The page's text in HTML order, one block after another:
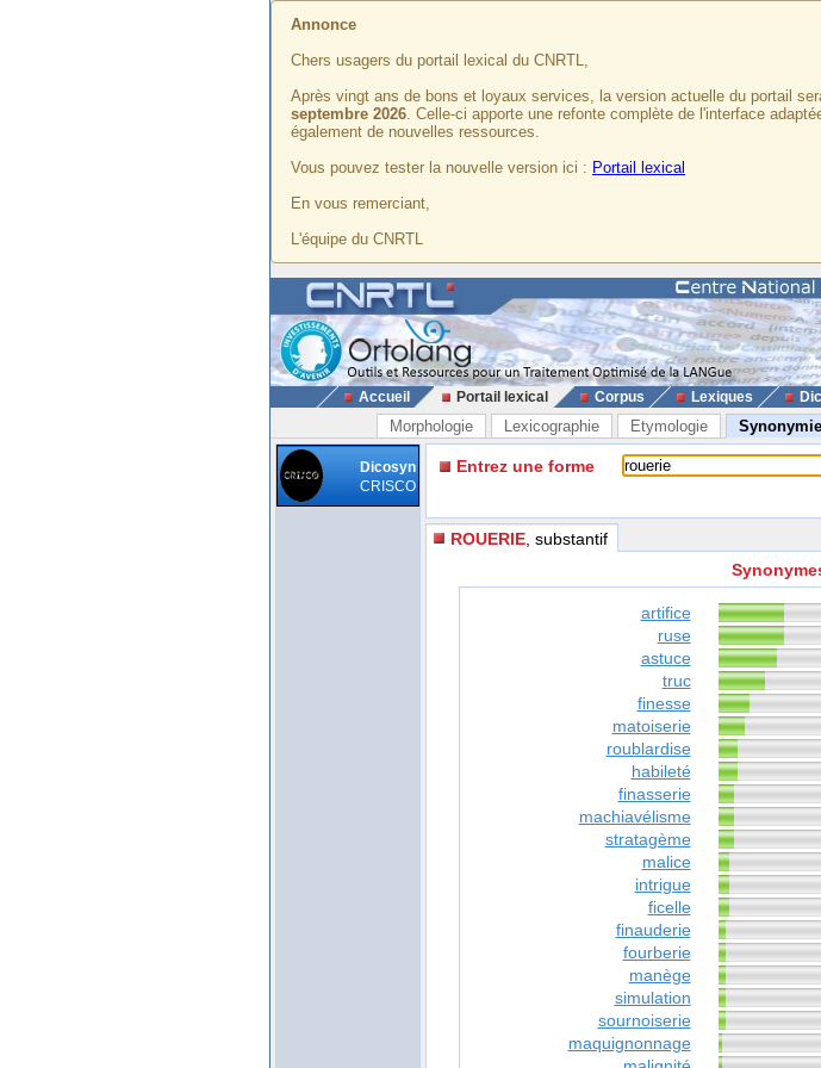
Annonce
Chers usagers du portail lexical du CNRTL,
Après vingt ans de bons et loyaux services, la version actuelle du portail
septembre 2026. Celle-ci apporte une refonte complète de l'interface
également de nouvelles ressources.
Vous pouvez tester la nouvelle version ici : Portail lexical
En vous remerciant,
L'équipe du CNRTL
Accueil Portail lexical Corpus Lexiques
Morphologie Lexicographie Etymologie Synonymie
Dicosyn
CRISCO
Entrez une forme
ROUERIE , substantif
artifice
ruse
astuce
truc
finesse
matoiserie
roublardise
habileté
finasserie
machiavélisme
stratagème
malice
intrigue
ficelle
finauderie
fourberie
manège
simulation
sournoiserie
maquignonnage